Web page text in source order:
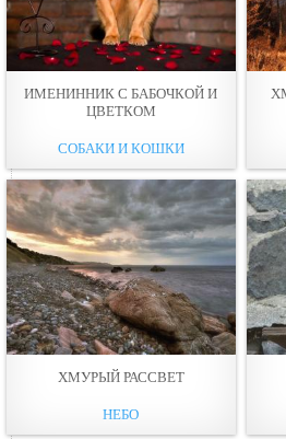
ИМЕНИННИК С БАБОЧКОЙ И
ЦВЕТКОМ
СОБАКИ И КОШКИ
ХМУРЫЙ РАССВЕТ
НЕБО